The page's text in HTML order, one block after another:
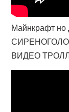
Майнкрафт
ВИДЕО